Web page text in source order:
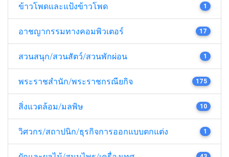
ข้าวโพดและแป้งข้าวโพด 1
อาชญากรรมทางคอมพิวเตอร์ 17
สวนสนุก/สวนสัตว์/สวนพักผ่อน 1
พระราชสำนัก/พระราชกรณียกิจ 175
สิ่งแวดล้อม/มลพิษ 10
วิศวกร/สถาปนิก/ธุรกิจการออกแบบตกแต่ง 1